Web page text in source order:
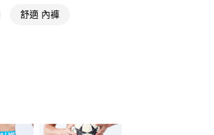
。
訂單仍視為有效，需透過AFTEE
舒適 內褲